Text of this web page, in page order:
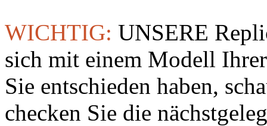
WICHTIG: UNSERE
sich mit einem Modell
Sie entschieden haben,
checken Sie die